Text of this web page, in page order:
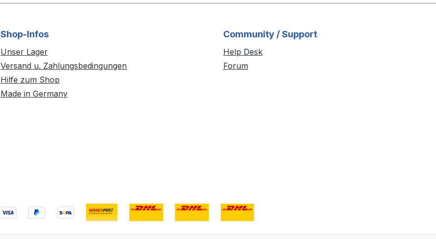
Shop-Infos
Unser Lager
Versand u. Zahlungsbedingungen
Hilfe zum Shop
Made in Germany
Community / Support
Help Desk
Forum